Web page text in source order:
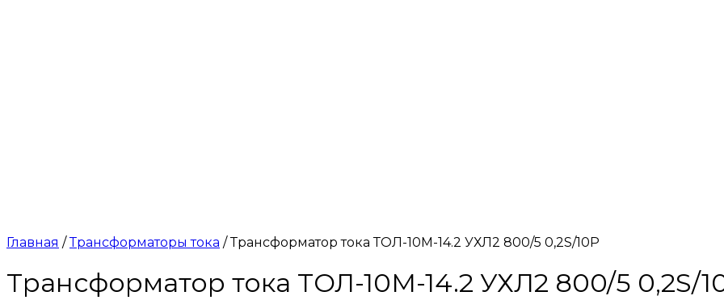
Главная /Трансформаторы тока / Трансформатор тока ТОЛ-10М-14.2 УХЛ2 800/5 0,2S/10Р
Трансформатор тока ТОЛ-10М-14.2 УХЛ2 800/5 0,2S/